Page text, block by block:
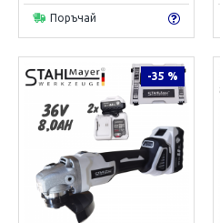
Поръчай
-35 %